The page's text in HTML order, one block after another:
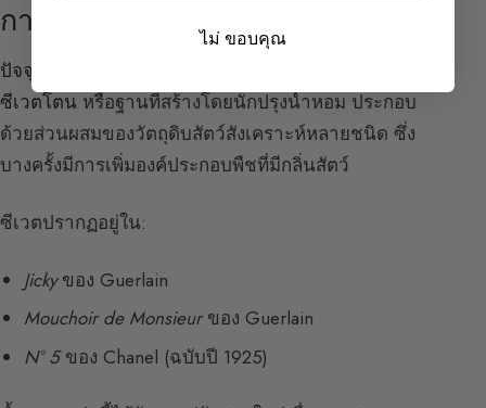
การสังเคราะห์: ซีเวตโตน
ปัจจุบัน ซีเวตถูกแทนที่ด้วยผลิตภัณฑ์สังเคราะห์แล้ว
ซีเวตโตน หรือฐานที่สร้างโดยนักปรุงน้ำหอม ประกอบ
ด้วยส่วนผสมของวัตถุดิบสัตว์สังเคราะห์หลายชนิด ซึ่ง
บางครั้งมีการเพิ่มองค์ประกอบพืชที่มีกลิ่นสัตว์
ซีเวตปรากฏอยู่ใน:
Jickyของ Guerlain
Mouchoir de Monsieurของ Guerlain
N° 5ของ Chanel (ฉบับปี 1925)
ไม่ ขอบคุณ